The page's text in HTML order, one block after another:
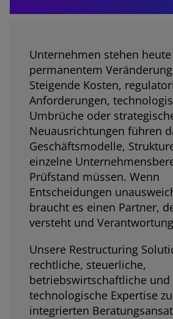
Unternehmen stehen
permanentem
Steigende Kosten,
Anforderungen,
Umbrüche oder
Neuausrichtungen führen
Geschäftsmodelle,
einzelne
Prüfstand müssen. Wenn
Entscheidungen
braucht es einen Partner,
versteht und
Unsere Restructuring
rechtliche, steuerliche,
betriebswirtschaftliche und
technologische Expertise
integrierten